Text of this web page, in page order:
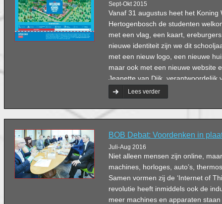
Sept-Okt 2015
Vanaf 31 augustus heet het Koning
Hertogenbosch de studenten
met een vlag, een kaart,
nieuwe identiteit zijn we dit
met een nieuw logo, een nieuwe
maar ook met een nieuwe website
Jeanette van Dijk, verantwoordelijk
bij Koning Willem I College.
Lees verder
BOB Debat: Voordenken in
Juli-Aug 2016
Niet alleen mensen zijn online,
machines, horloges, auto’s,
Samen vormen zij de ‘Internet of
revolutie heeft inmiddels ook de
meer machines en apparaten